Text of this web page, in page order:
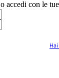
o accedi con le